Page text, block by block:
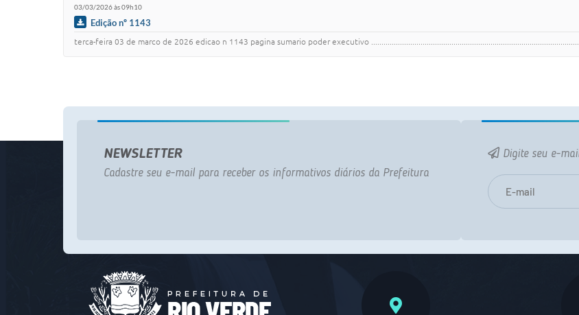
03/03/2026 às 09h10
Edição nº 1143
terca-feira 03 de marco de 2026 edicao n 1143 pagina sumario poder executivo
NEWSLETTER
Cadastre seu e-mail para receber os informativos diários da Prefeitura
Digite seu e-